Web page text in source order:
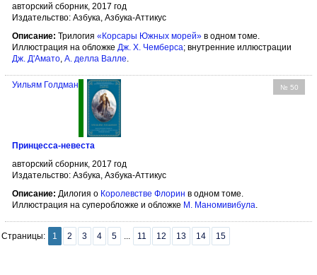
авторский сборник, 2017 год
Издательство: Азбука, Азбука-Аттикус
Описание: Трилогия «Корсары Южных морей» в одном томе.
Иллюстрация на обложке Дж. Х. Чемберса; внутренние иллюстрации
Дж. Д'Амато А. делла Валле
№ 50
Уильям Голдман
Принцесса-невеста
авторский сборник, 2017 год
Издательство: Азбука, Азбука-Аттикус
Описание: Дилогия о Королевстве Флорин в одном томе.
Иллюстрация на суперобложке и обложке М. Маномивибула.
Страницы: 1 2 3 4 5 ... 11 12 13 14 15